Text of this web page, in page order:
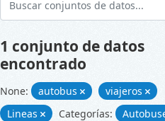
1 conjunto de datos
encontrado
None: autobus
viajeros
Lineas
Categorías: